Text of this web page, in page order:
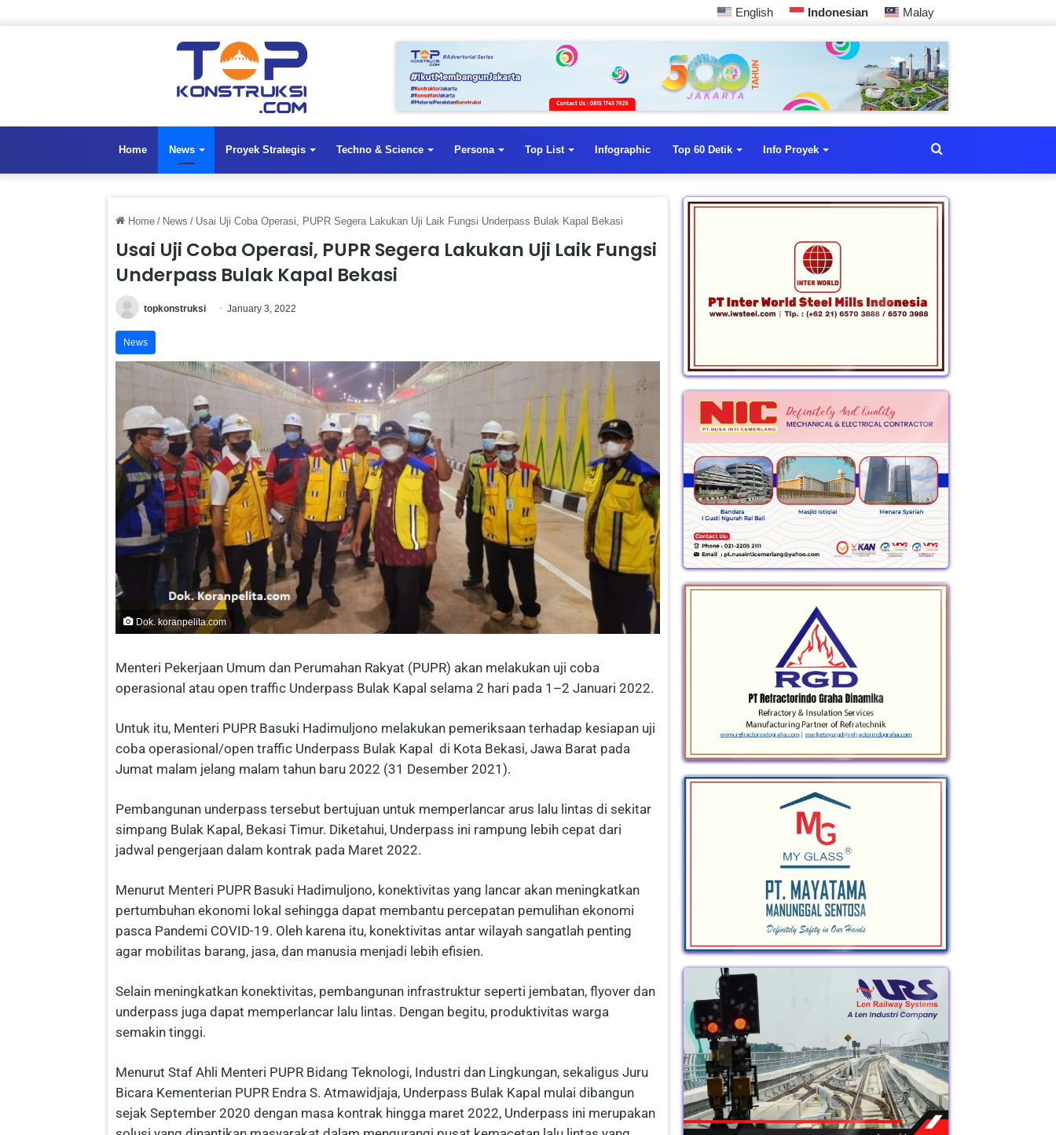
English Indonesian Malay
Home News Proyek Strategis Techno & Science Persona Top List Infographic Top 60 Detik Info Proyek
Home / News / Usai Uji Coba Operasi, PUPR Segera Lakukan Uji Laik Fungsi Underpass Bulak Kapal Bekasi
Usai Uji Coba Operasi, PUPR Segera Lakukan Uji Laik Fungsi
Underpass Bulak Kapal Bekasi
topkonstruksi January 3, 2022
News
Dok. koranpelita.com
Menteri Pekerjaan Umum dan Perumahan Rakyat (PUPR) akan melakukan uji coba
operasional atau open traffic Underpass Bulak Kapal selama 2 hari pada 1–2 Januari 2022.
Untuk itu, Menteri PUPR Basuki Hadimuljono melakukan pemeriksaan terhadap kesiapan uji
coba operasional/open traffic Underpass Bulak Kapal di Kota Bekasi, Jawa Barat pada
Jumat malam jelang malam tahun baru 2022 (31 Desember 2021).
Pembangunan underpass tersebut bertujuan untuk memperlancar arus lalu lintas di sekitar
simpang Bulak Kapal, Bekasi Timur. Diketahui, Underpass ini rampung lebih cepat dari
jadwal pengerjaan dalam kontrak pada Maret 2022.
Menurut Menteri PUPR Basuki Hadimuljono, konektivitas yang lancar akan meningkatkan
pertumbuhan ekonomi lokal sehingga dapat membantu percepatan pemulihan ekonomi
pasca Pandemi COVID-19. Oleh karena itu, konektivitas antar wilayah sangatlah penting
agar mobilitas barang, jasa, dan manusia menjadi lebih efisien.
Selain meningkatkan konektivitas, pembangunan infrastruktur seperti jembatan, flyover dan
underpass juga dapat memperlancar lalu lintas. Dengan begitu, produktivitas warga
semakin tinggi.
Menurut Staf Ahli Menteri PUPR Bidang Teknologi, Industri dan Lingkungan, sekaligus Juru
Bicara Kementerian PUPR Endra S. Atmawidjaja, Underpass Bulak Kapal mulai dibangun
sejak September 2020 dengan masa kontrak hingga maret 2022, Underpass ini merupakan